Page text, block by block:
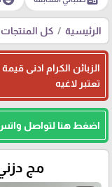
الرئيسية كل المنتجات
تعتبر لاغيه
اضغط هنا لتواصل
مج